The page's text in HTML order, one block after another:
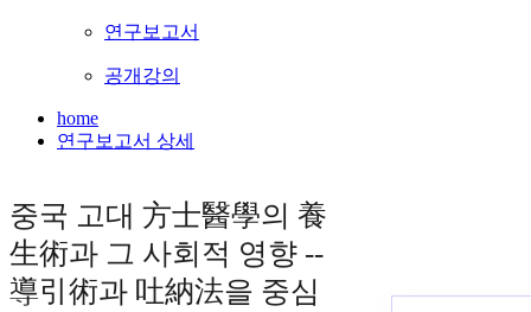
연구보고서
공개강의
home
연구보고서 상세
중국 고대 方士醫學의 養
生術과 그 사회적 영향 --
導引術과 吐納法을 중심